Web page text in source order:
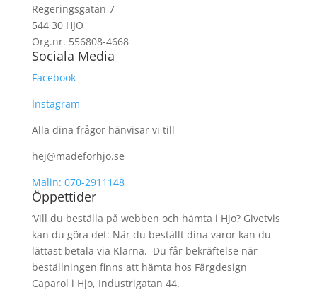
Regeringsgatan 7
544 30 HJO
Org.nr. 556808-4668
Sociala Media
Facebook
Instagram
Alla dina frågor hänvisar vi till
hej@madeforhjo.se
Malin: 070-2911148
Öppettider
’Vill du beställa på webben och hämta i Hjo? Givetvis
kan du göra det: När du beställt dina varor kan du
lättast betala via Klarna. Du får bekräftelse när
beställningen finns att hämta hos Färgdesign
Caparol i Hjo, Industrigatan 44.